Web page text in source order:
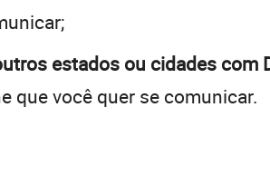
estados ou cidades com
que você quer se comunicar.